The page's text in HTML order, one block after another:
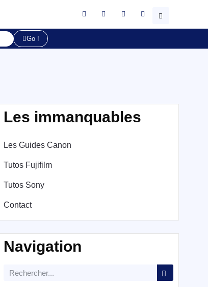
Go !
Les immanquables
Les Guides Canon
Tutos Fujifilm
Tutos Sony
Contact
Navigation